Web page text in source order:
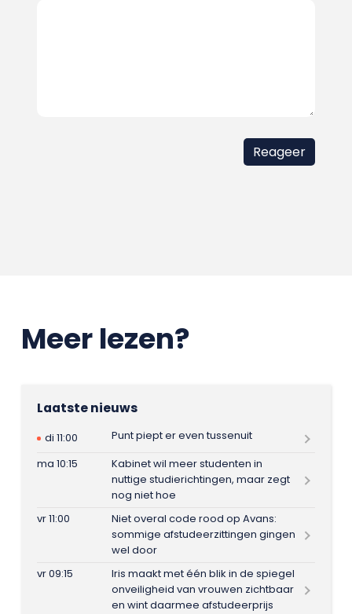
Meer lezen?
Laatste nieuws
di 11:00
Punt piept er even tussenuit
ma 10:15
Kabinet wil meer studenten in
nuttige studierichtingen, maar zegt
nog niet hoe
vr 11:00
Niet overal code rood op Avans:
sommige afstudeerzittingen gingen
wel door
vr 09:15
Iris maakt met één blik in de spiegel
onveiligheid van vrouwen zichtbaar
en wint daarmee afstudeerprijs